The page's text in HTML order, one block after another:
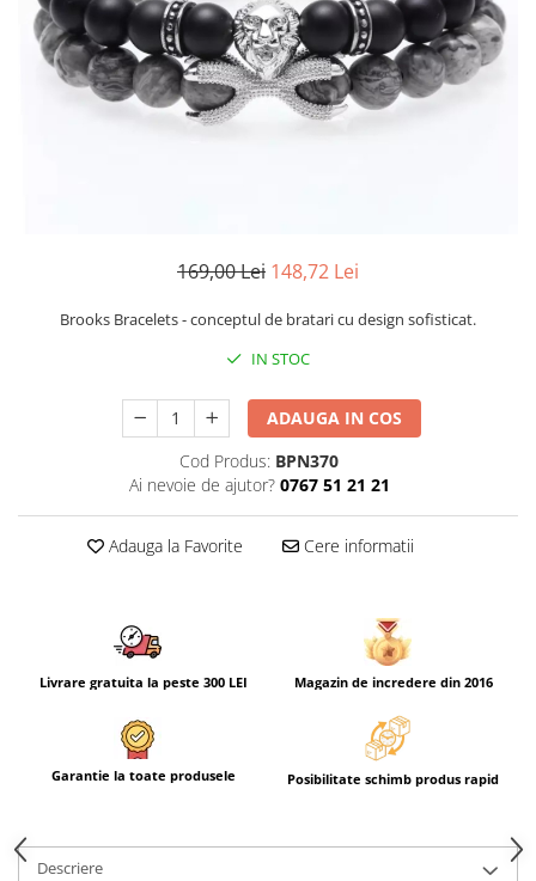
CERCEI
CEASURI DAMA
169,00 Lei 148,72 Lei
Brooks Bracelets - conceptul de bratari cu design sofisticat.
IN STOC
ADAUGA IN COS
Cod Produs: BPN370
Ai nevoie de ajutor? 0767 51 21 21
Adauga la Favorite Cere informatii
Livrare gratuita la peste 300 LEI Magazin de incredere din 2016
Garantie la toate produsele Posibilitate schimb produs rapid
Descriere